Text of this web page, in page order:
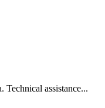
assistance...